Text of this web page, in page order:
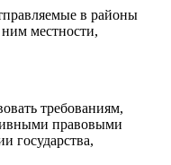
в районы
местности,
требованиям,
правовыми
государства,